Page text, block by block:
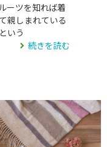
ーツを知れば着
親しまれている
いう
続きを読む